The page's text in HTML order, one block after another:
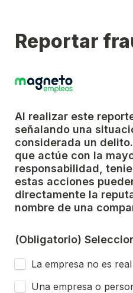
Reportar
Al realizar este
señalando una
considerada un
que actúe con la
responsabilidad,
estas acciones
directamente la
nombre de una
(Obligatorio)
La empresa no es real
Una empresa o